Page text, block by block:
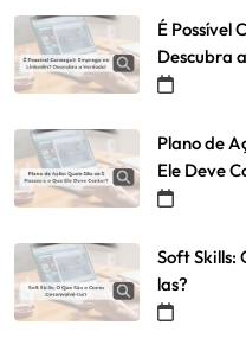
É Possível
Descubra
Plano de
Ele Deve
Soft Skills:
las?